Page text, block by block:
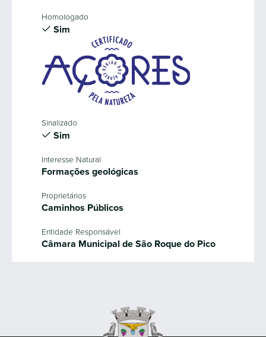
Homologado
Sim
Sinalizado
Sim
Interesse Natural
Formações geológicas
Proprietários
Caminhos Públicos
Entidade Responsável
Câmara Municipal de São Roque do Pico